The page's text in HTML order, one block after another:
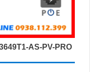
AS-PV-PRO